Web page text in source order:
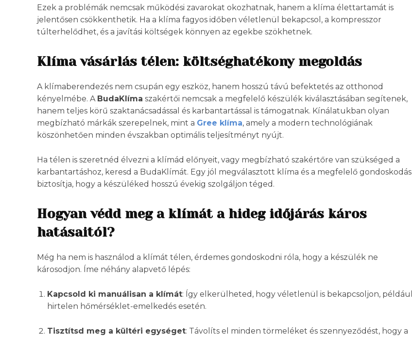
Ezek a problémák nemcsak működési zavarokat okozhatnak, hanem a klíma élettartamát is
jelentősen csökkenthetik. Ha a klíma fagyos időben véletlenül bekapcsol, a kompresszor
túlterhelődhet, és a javítási költségek könnyen az egekbe szökhetnek.
Klíma vásárlás télen: költséghatékony megoldás
A klímaberendezés nem csupán egy eszköz, hanem hosszú távú befektetés az otthonod
kényelmébe. A BudaKlíma szakértői nemcsak a megfelelő készülék kiválasztásában segítenek,
hanem teljes körű szaktanácsadással és karbantartással is támogatnak. Kínálatukban olyan
megbízható márkák szerepelnek, mint a Gree klíma, amely a modern technológiának
köszönhetően minden évszakban optimális teljesítményt nyújt.
Ha télen is szeretnéd élvezni a klímád előnyeit, vagy megbízható szakértőre van szükséged a
karbantartáshoz, keresd a BudaKlímát. Egy jól megválasztott klíma és a megfelelő gondoskodás
biztosítja, hogy a készüléked hosszú évekig szolgáljon téged.
Hogyan védd meg a klímát a hideg időjárás káros
hatásaitól?
Még ha nem is használod a klímát télen, érdemes gondoskodni róla, hogy a készülék ne
károsodjon. Íme néhány alapvető lépés:
Kapcsold ki manuálisan a klímát: Így elkerülheted, hogy véletlenül is bekapcsoljon, például
hirtelen hőmérséklet-emelkedés esetén.
Tisztítsd meg a kültéri egységet: Távolíts el minden törmeléket és szennyeződést, hogy a